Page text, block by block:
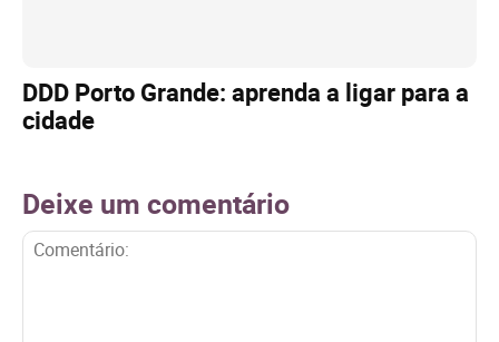
DDD Porto Grande: aprenda a ligar para a
cidade
Deixe um comentário